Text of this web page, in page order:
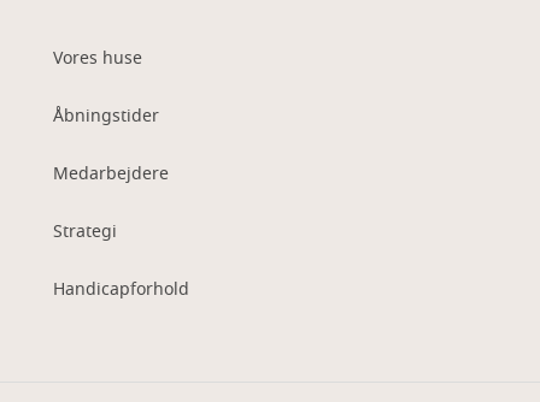
Vores huse
Åbningstider
Medarbejdere
Strategi
Handicapforhold